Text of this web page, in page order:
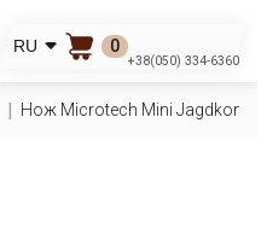
RU 0
+38(050) 334-6360
Нож Microtech Mini